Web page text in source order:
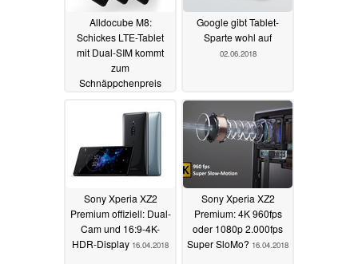
Alldocube M8:
Schickes LTE-Tablet
mit Dual-SIM kommt
zum
Schnäppchenpreis
Google gibt Tablet-
Sparte wohl auf
02.06.2018
Sony Xperia XZ2
Premium offiziell: Dual-
Cam und 16:9-4K-
HDR-Display 16.04.2018
Sony Xperia XZ2
Premium: 4K 960fps
oder 1080p 2.000fps
Super SloMo? 16.04.2018